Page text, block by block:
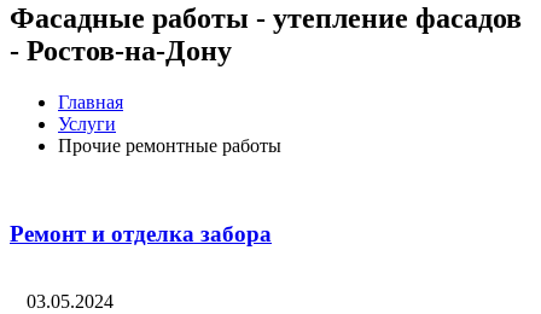
Фасадные работы - утепление фасадов
- Ростов-на-Дону
Главная
Услуги
Прочие ремонтные работы
Ремонт и отделка забора
03.05.2024